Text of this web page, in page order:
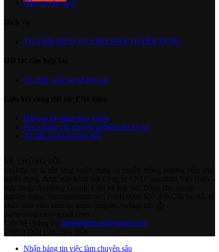
Đăng tuyển ngay
TƯ VẤN DỊCH VỤ CHO NHÀ TUYỂN DỤNG
Tổ chức, câu lạc bộ hợp tác
Đào tạo kỹ năng thực chiến
Học chứng chỉ chuyên nghiệp cho kỹ sư
Tư vấn và hỗ trợ tìm việc
partnership.eni@gmail.com
Nhận bảng tin việc làm chuyên sâu